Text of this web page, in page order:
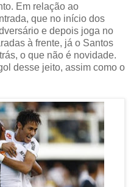
Em relação ao
que no início dos
e depois joga no
à frente, já o Santos
o que não é novidade.
desse jeito, assim como o